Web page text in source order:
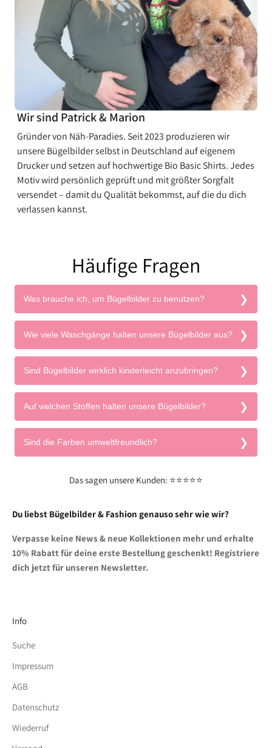
Wir sind Patrick & Marion
Gründer von Näh-Paradies. Seit 2023 produzieren wir
unsere Bügelbilder selbst in Deutschland auf eigenem
Drucker und setzen auf hochwertige Bio Basic Shirts. Jedes
Motiv wird persönlich geprüft und mit größter Sorgfalt
versendet – damit du Qualität bekommst, auf die du dich
verlassen kannst.
Häufige Fragen
Was brauche ich, um Bügelbilder zu benutzen?
Wie viele Waschgänge halten unsere Bügelbilder aus?
Sind Bügelbilder wirklich kinderleicht anzubringen?
Auf welchen Stoffen halten unsere Bügelbilder?
Sind die Farben umweltfreundlich?
Das sagen unsere Kunden: ⭐⭐⭐⭐⭐
Du liebst Bügelbilder & Fashion genauso sehr wie wir?
Verpasse keine News & neue Kollektionen mehr und erhalte
10% Rabatt für deine erste Bestellung geschenkt! Registriere
dich jetzt für unseren Newsletter.
Info
Suche
Impressum
AGB
Datenschutz
Wiederruf